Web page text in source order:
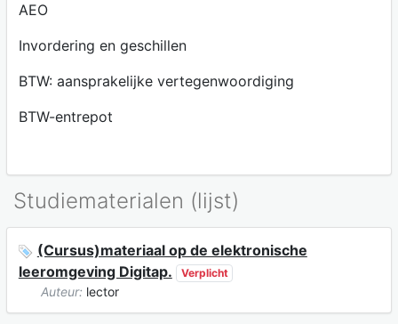
AEO
Invordering en geschillen
BTW: aansprakelijke vertegenwoordiging
BTW-entrepot
Studiematerialen (lijst)
(Cursus)materiaal op de elektronische
leeromgeving Digitap.
Verplicht
Auteur: lector